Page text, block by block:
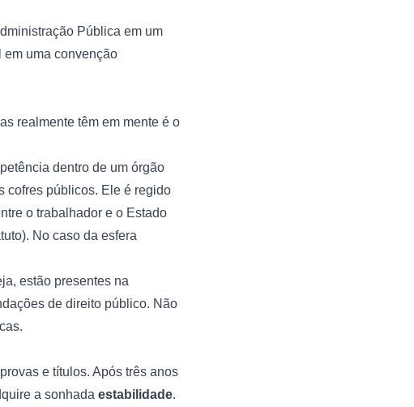
Pública em um
em uma convenção
realmente têm em mente é o
dentro de um órgão
cofres públicos. Ele é regido
o trabalhador e o Estado
No caso da esfera
estão presentes na
de direito público. Não
e títulos. Após três anos
a sonhada estabilidade.